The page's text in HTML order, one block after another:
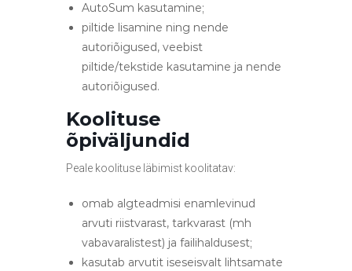
AutoSum kasutamine;
piltide lisamine ning nende
autoriõigused, veebist
piltide/tekstide kasutamine ja nende
autoriõigused.
Koolituse
õpiväljundid
Peale koolituse läbimist koolitatav:
omab algteadmisi enamlevinud
arvuti riistvarast, tarkvarast (mh
vabavaralistest) ja failihaldusest;
kasutab arvutit iseseisvalt lihtsamate